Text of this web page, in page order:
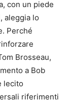
con un piede
aleggia lo
Perché
Brosseau,
a Bob
lecito
riferimenti